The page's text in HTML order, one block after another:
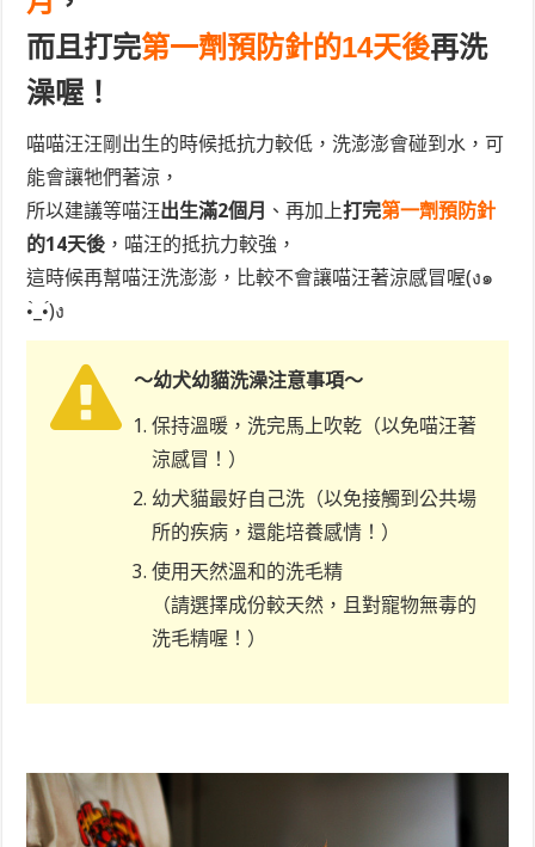
而且打完第一劑預防針的14天後再洗
澡喔！
喵喵汪汪剛出生的時候抵抗力較低，洗澎澎會碰到水，可
能會讓牠們著涼，
所以建議等喵汪出生滿2個月 、再加上打完第一劑預防針
的14天後 ，喵汪的抵抗力較強，
這時候再幫喵汪洗澎澎，比較不會讓喵汪著涼感冒喔(ง๑
•̀_•́)ง
～幼犬幼貓洗澡注意事項～
保持溫暖，洗完馬上吹乾（以免喵汪著
涼感冒！）
幼犬貓最好自己洗（以免接觸到公共場
所的疾病，還能培養感情！）
使用天然溫和的洗毛精
（請選擇成份較天然，且對寵物無毒的
洗毛精喔！）